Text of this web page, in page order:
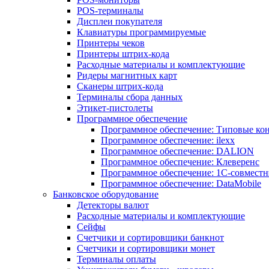
POS-терминалы
Дисплеи покупателя
Клавиатуры программируемые
Принтеры чеков
Принтеры штрих-кода
Расходные материалы и комплектующие
Ридеры магнитных карт
Сканеры штрих-кода
Терминалы сбора данных
Этикет-пистолеты
Программное обеспечение
Программное обеспечение: Типовые
Программное обеспечение: ilexx
Программное обеспечение: DALION
Программное обеспечение: Клеверенс
Программное обеспечение: 1С-
Программное обеспечение: DataMobile
Банковское оборудование
Детекторы валют
Расходные материалы и комплектующие
Сейфы
Счетчики и сортировщики банкнот
Счетчики и сортировщики монет
Терминалы оплаты